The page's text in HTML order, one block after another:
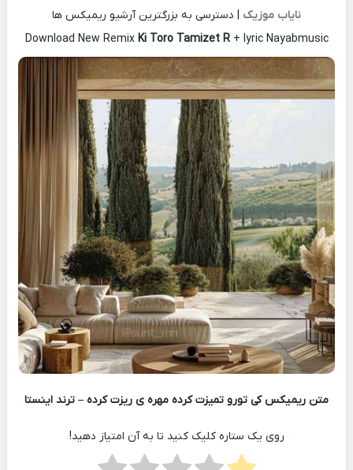
نایاب موزیک | دسترسی به بزرگترین آرشیو ریمیکس ها
Download New Remix Ki Toro Tamizet R+ lyric Nayabmusic
متن ریمیکس کی تورو تمیزت کرده مهره ی ریزت کرده – ترند اینستا
روی یک ستاره کلیک کنید تا به آن امتیاز دهید!